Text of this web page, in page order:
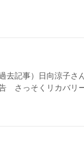
過去記事）日向涼子
さっそくリカバリ